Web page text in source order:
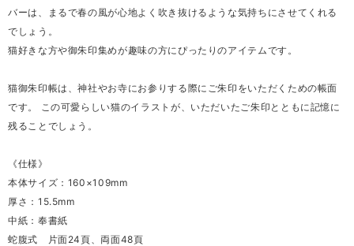
バーは、まるで春の風が心地よく吹き抜けるような気持ちにさせてくれる
でしょう。
猫好きな方や御朱印集めが趣味の方にぴったりのアイテムです。
猫御朱印帳は、神社やお寺にお参りする際にご朱印をいただくための帳面
です。 この可愛らしい猫のイラストが、いただいたご朱印とともに記憶に
残ることでしょう。
《仕様》
本体サイズ：160×109mm
厚さ：15.5mm
中紙：奉書紙
蛇腹式 片面24頁、両面48頁